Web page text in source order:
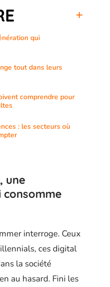
qui
tout dans leurs
comprendre pour
: les secteurs où
une
interroge. Ceux
ces digital
la société
au hasard. Fini les